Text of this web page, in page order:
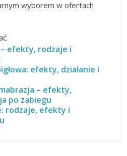
wyborem w ofertach
efekty, rodzaje i
efekty, działanie i
– efekty,
po zabiegu
rodzaje, efekty i